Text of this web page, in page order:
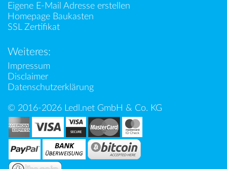
Eigene E-Mail Adresse erstellen
Homepage Baukasten
SSL Zertifikat
Weiteres:
Impressum
Disclaimer
Datenschutzerklärung
© 2016-2026 Ledl.net GmbH & Co. KG